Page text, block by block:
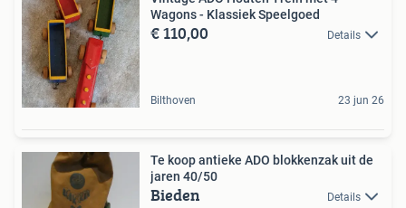
Wagons - Klassiek Speelgoed
€ 110,00 Details
Bilthoven 23 jun 26
Te koop antieke ADO blokkenzak uit de
jaren 40/50
Bieden Details